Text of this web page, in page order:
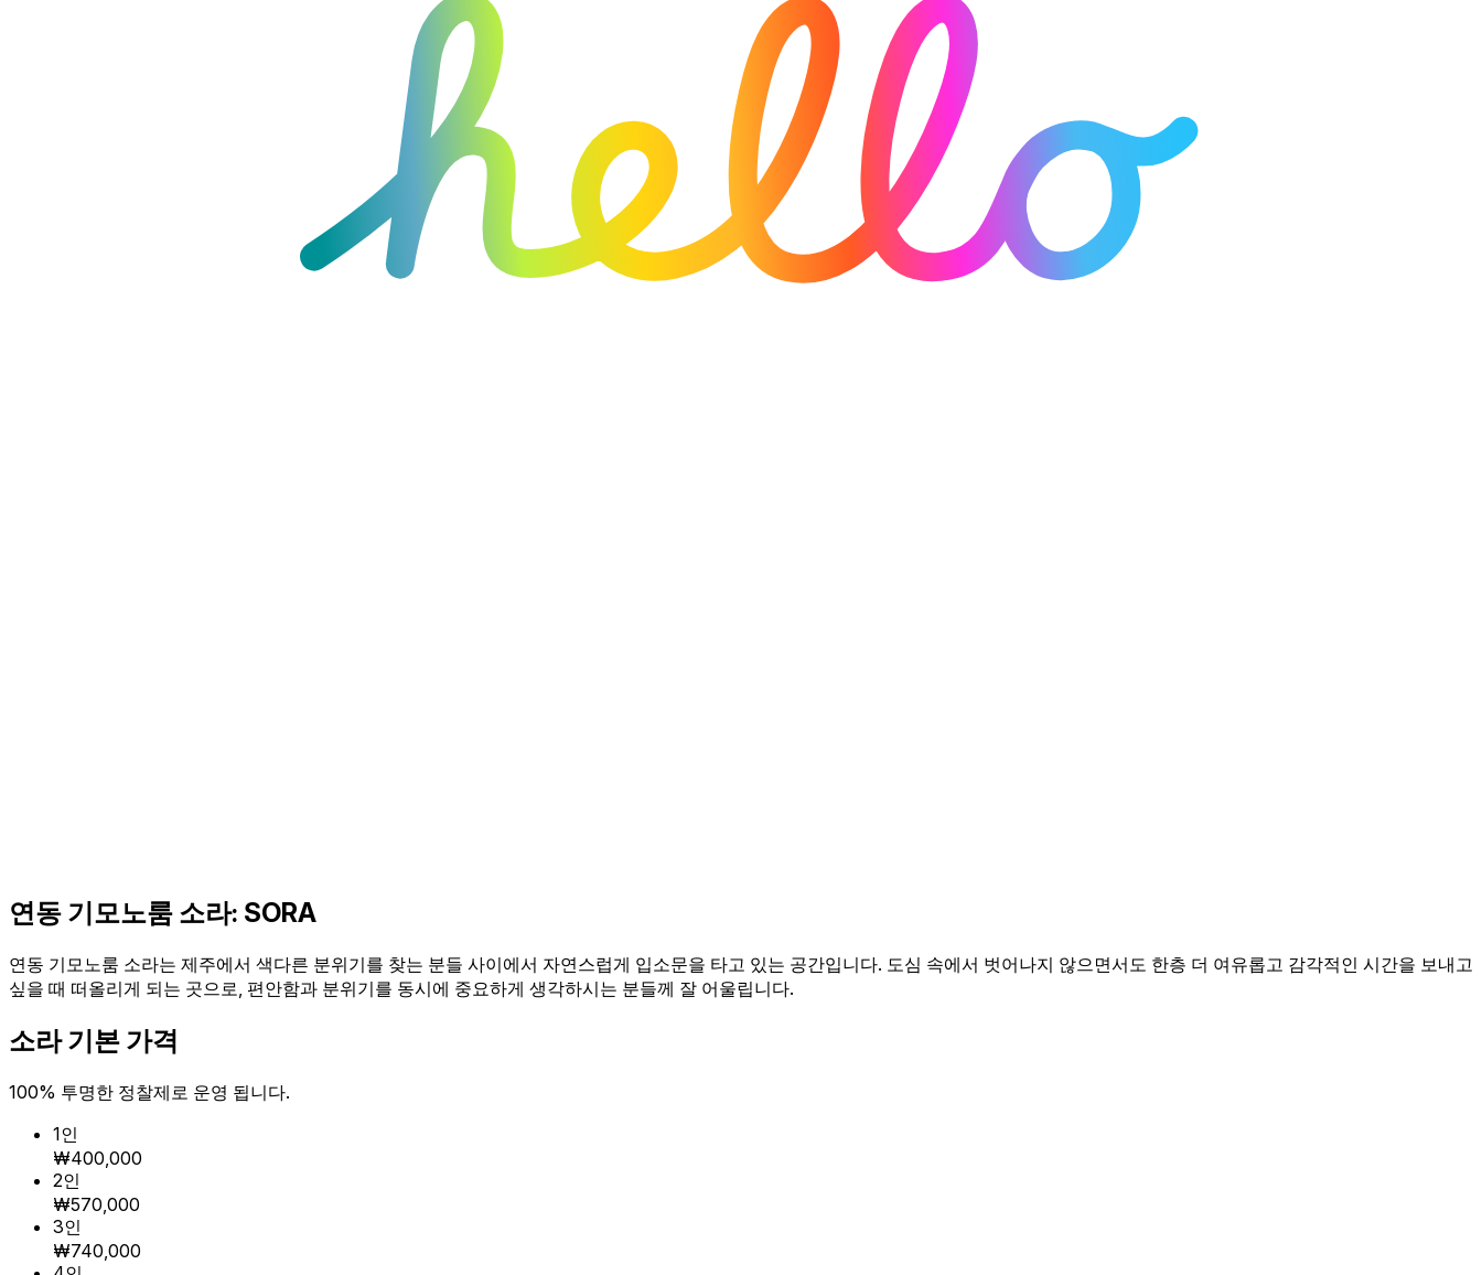
연동 기모노룸 소라: SORA
연동 기모노룸 소라는 제주에서 색다른 분위기를 찾는 분들 사이에서 자연스럽게 입소문을 타고 있는 공간입니다. 도심 속에서 벗어나지 않으면서도 한층 더 여유롭고 감각적인 시간을 보내고
싶을 때 떠올리게 되는 곳으로, 편안함과 분위기를 동시에 중요하게 생각하시는 분들께 잘 어울립니다.
소라 기본 가격
100% 투명한 정찰제로 운영 됩니다.
1인
₩400,000
2인
₩570,000
3인
₩740,000